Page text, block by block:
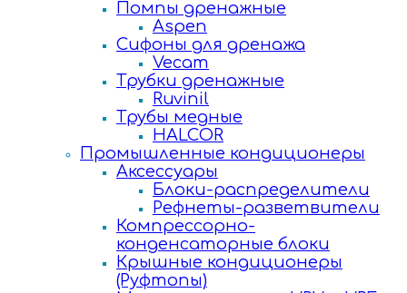
Помпы дренажные
Aspen
Сифоны для дренажа
Vecam
Трубки дренажные
Ruvinil
Трубы медные
HALCOR
Промышленные кондиционеры
Аксессуары
Блоки-распределители
Рефнеты-разветвители
Компрессорно-
конденсаторные блоки
Крышные кондиционеры
(Руфтопы)